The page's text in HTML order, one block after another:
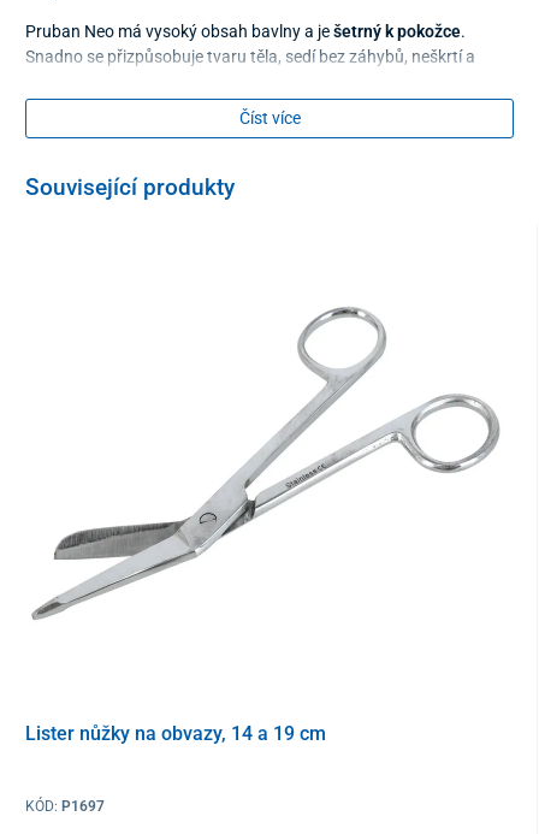
Pruban Neo má vysoký obsah bavlny a ješetrný k pokožce.
Snadno se přizpůsobuje tvaru těla, sedí bez záhybů, neškrtí a
je vhodná naobvod 40 – 90 cm
Velikost
68 % bavlna, 24 % polyamid, 8 % elastan
Číst více
Související produkty
Lister nůžky na obvazy, 14 a 19 cm
KÓD: P1697